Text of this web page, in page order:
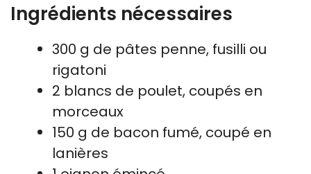
Ingrédients nécessaires
300 g de pâtes penne, fusilli ou
rigatoni
2 blancs de poulet, coupés en
morceaux
150 g de bacon fumé, coupé en
lanières